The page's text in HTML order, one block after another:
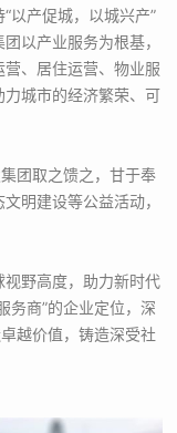
以产促城，以城兴产”
以产业服务为根基，
、居住运营、物业服
城市的经济繁荣、可
团取之馈之，甘于奉
明建设等公益活动，
野高度，助力新时代
务商”的企业定位，深
越价值，铸造深受社